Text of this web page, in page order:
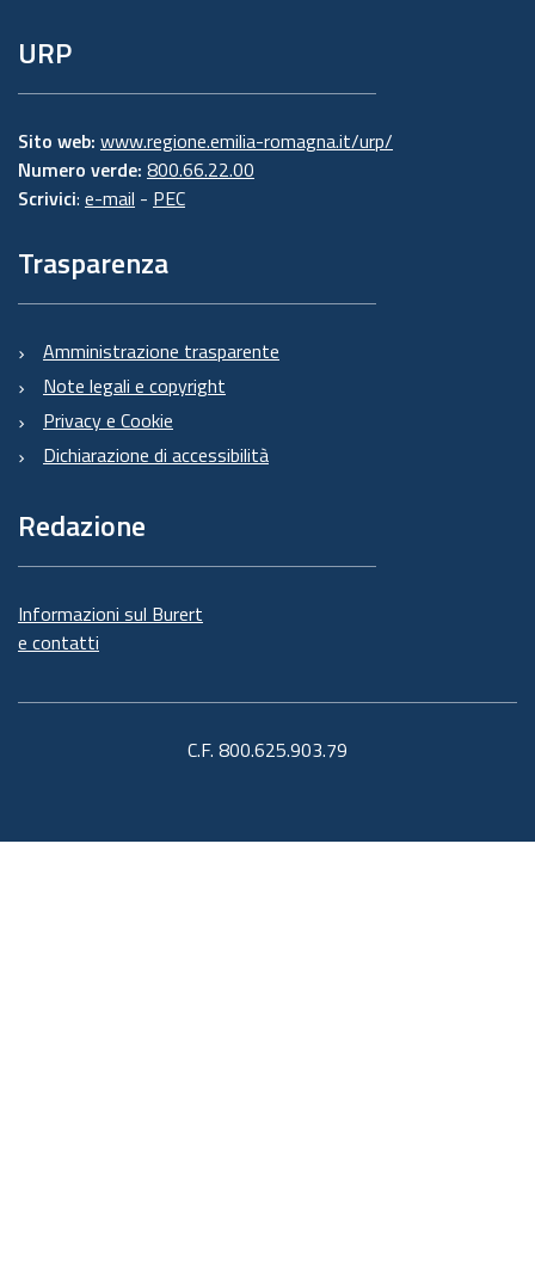
URP
Sito web: www.regione.emilia-romagna.it/urp/
Numero verde: 800.66.22.00
Scrivici: e-mail - PEC
Trasparenza
Amministrazione trasparente
Note legali e copyright
Privacy e Cookie
Dichiarazione di accessibilità
Redazione
Informazioni sul Burert
e contatti
C.F. 800.625.903.79